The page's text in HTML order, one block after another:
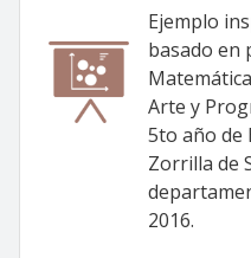
Ejemplo
basado en
Arte y
5to año de
Zorrilla de
2016.